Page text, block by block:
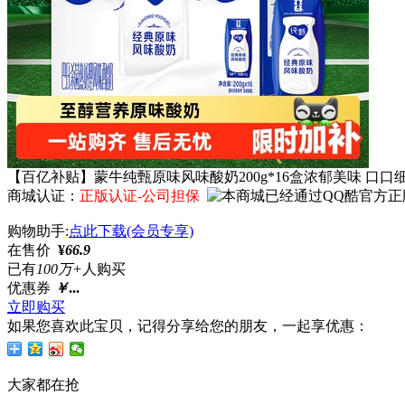
【百亿补贴】蒙牛纯甄原味风味酸奶200g*16盒浓郁美味 口口
商城认证： 正版认证-公司担保
购物助手:点此下载(会员专享)
在售价 ¥66.9
已有100万+ 人购买
优惠券 ￥...
立即购买
如果您喜欢此宝贝，记得分享给您的朋友，一起享优惠：
大家都在抢